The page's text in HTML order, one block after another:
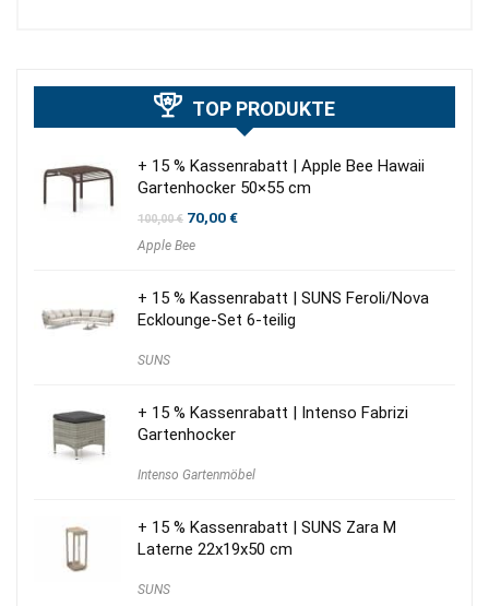
TOP PRODUKTE
+ 15 % Kassenrabatt | Apple Bee Hawaii
Gartenhocker 50×55 cm
100,00€ Ursprünglicher
war:
70,00€Aktueller
Apple Bee
+ 15 % Kassenrabatt | SUNS Feroli/Nova
Ecklounge-Set 6-teilig
SUNS
+ 15 % Kassenrabatt | Intenso Fabrizi
Gartenhocker
Intenso Gartenmöbel
+ 15 % Kassenrabatt | SUNS Zara M
Laterne 22x19x50 cm
SUNS